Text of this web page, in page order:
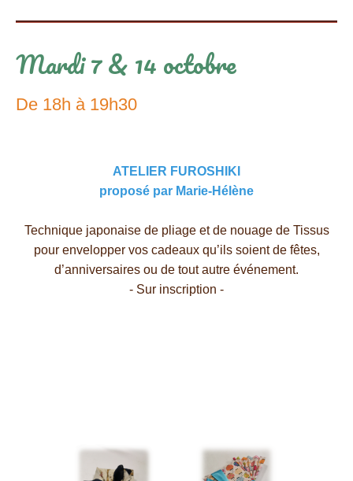
Mardi 7 & 14 octobre
De 18h à 19h30
ATELIER FUROSHIKI
proposé par Marie-Hélène
Technique japonaise de pliage et de nouage de Tissus
pour envelopper vos cadeaux qu’ils soient de fêtes,
d’anniversaires ou de tout autre événement.
- Sur inscription -